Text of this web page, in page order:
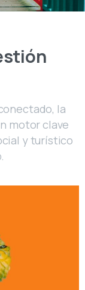
la
motor clave
y turístico